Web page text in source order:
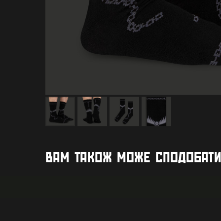
ВАМ ТАКОЖ МОЖЕ